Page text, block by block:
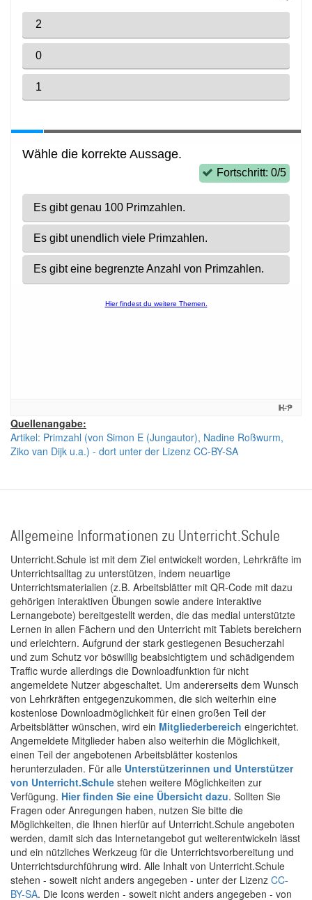
Quellenangabe:
Artikel: Primzahl (von Simon E (Jungautor), Nadine Roßwurm,
Ziko van Dijk u.a.) - dort unter der Lizenz CC-BY-SA
Allgemeine Informationen zu Unterricht.Schule
Unterricht.Schule ist mit dem Ziel entwickelt worden, Lehrkräfte im
Unterrichtsalltag zu unterstützen, indem neuartige
Unterrichtsmaterialien (z.B. Arbeitsblätter mit QR-Code mit dazu
gehörigen interaktiven Übungen sowie andere interaktive
Lernangebote) bereitgestellt werden, die das medial unterstützte
Lernen in allen Fächern und den Unterricht mit Tablets bereichern
und erleichtern. Aufgrund der stark gestiegenen Besucherzahl
und zum Schutz vor böswillig beabsichtigtem und schädigendem
Traffic wurde allerdings die Downloadfunktion für nicht
angemeldete Nutzer abgeschaltet. Um andererseits dem Wunsch
von Lehrkräften entgegenzukommen, die sich weiterhin eine
kostenlose Downloadmöglichkeit für einen großen Teil der
Arbeitsblätter wünschen, wird ein Mitgliederbereich eingerichtet.
Angemeldete Mitglieder haben also weiterhin die Möglichkeit,
einen Teil der angebotenen Arbeitsblätter kostenlos
herunterzuladen. Für alle Unterstützerinnen und Unterstützer
von Unterricht.Schule stehen weitere Möglichkeiten zur
Verfügung. Hier finden Sie eine Übersicht dazu. Sollten Sie
Fragen oder Anregungen haben, nutzen Sie bitte die
Möglichkeiten, die Ihnen hierfür auf Unterricht.Schule angeboten
werden, damit sich das Internetangebot gut weiterentwickeln lässt
und ein nützliches Werkzeug für die Unterrichtsvorbereitung und
Unterrichtsdurchführung wird. Alle Inhalt von Unterricht.Schule
stehen - soweit nicht anders angegeben - unter der Lizenz CC-
BY-SA. Die Icons werden - soweit nicht anders angegeben - von